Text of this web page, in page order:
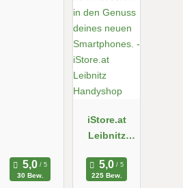
30 Bew.
iStore.at
Leibnitz
225 Bew.